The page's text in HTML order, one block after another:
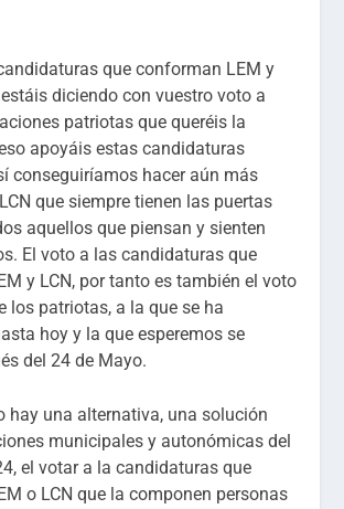
que conforman LEM y
diciendo con vuestro voto a
patriotas que queréis la
apoyáis estas candidaturas
conseguiríamos hacer aún más
que siempre tienen las puertas
aquellos que piensan y sienten
El voto a las candidaturas que
y LCN, por tanto es también el voto
los patriotas, a la que se ha
hoy y la que esperemos se
del 24 de Mayo.
hay una alternativa, una solución
municipales y autonómicas del
el votar a la candidaturas que
o LCN que la componen personas